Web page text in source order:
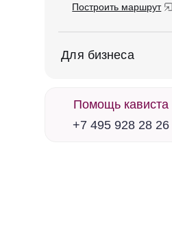
Построить маршрут
Для бизнеса
Помощь кависта
+7 495 928 28 26